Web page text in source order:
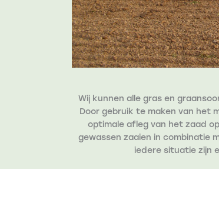
Wij kunnen alle gras en
Door gebruik te maken van het
optimale afleg van het zaad
gewassen zaaien in combinatie
iedere situatie zijn